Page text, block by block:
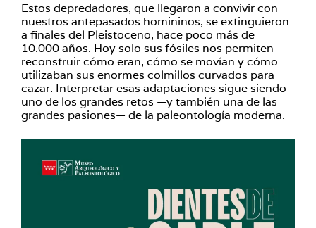
Estos depredadores, que llegaron a convivir con
nuestros antepasados homininos, se extinguieron
a finales del Pleistoceno, hace poco más de
10.000 años. Hoy solo sus fósiles nos permiten
reconstruir cómo eran, cómo se movían y cómo
utilizaban sus enormes colmillos curvados para
cazar. Interpretar esas adaptaciones sigue siendo
uno de los grandes retos —y también una de las
grandes pasiones— de la paleontología moderna.